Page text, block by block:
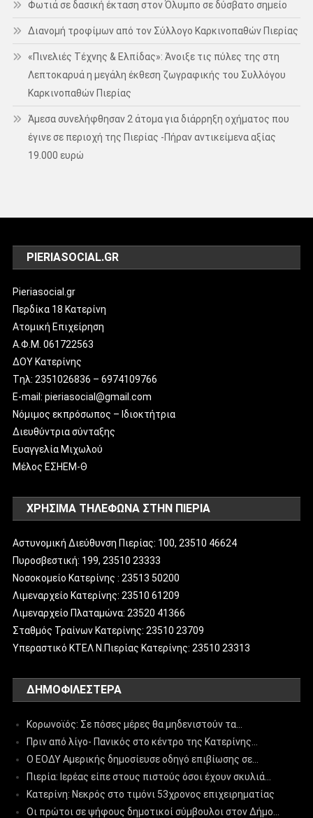
Φωτιά σε δασική έκταση στον Όλυμπο σε δύσβατο σημείο
Διανομή τροφίμων από τον Σύλλογο Καρκινοπαθών Πιερίας
«Πινελιές Τέχνης & Ελπίδας»: Άνοιξε τις πύλες της στη
Λεπτοκαρυά η μεγάλη έκθεση ζωγραφικής του Συλλόγου
Καρκινοπαθών Πιερίας
Άμεσα συνελήφθησαν 2 άτομα για διάρρηξη οχήματος που
έγινε σε περιοχή της Πιερίας -Πήραν αντικείμενα αξίας
19.000 ευρώ
PIERIASOCIAL.GR
Pieriasocial.gr
Περδίκα 18 Κατερίνη
Ατομική Επιχείρηση
Α.Φ.Μ. 061722563
ΔΟΥ Κατερίνης
Tηλ: 2351026836 – 6974109766
E-mail: pieriasocial@gmail.com
Νόμιμος εκπρόσωπος – Ιδιοκτήτρια
Διευθύντρια σύνταξης
Ευαγγελία Μιχωλού
Μέλος ΕΣΗΕΜ-Θ
ΧΡΗΣΙΜΑ ΤΗΛΕΦΩΝΑ ΣΤΗΝ ΠΙΕΡΙΑ
Αστυνομική Διεύθυνση Πιερίας: 100, 23510 46624
Πυροσβεστική: 199, 23510 23333
Νοσοκομείο Κατερίνης : 23513 50200
Λιμεναρχείο Κατερίνης: 23510 61209
Λιμεναρχείο Πλαταμώνα: 23520 41366
Σταθμός Τραίνων Κατερίνης: 23510 23709
Υπεραστικό ΚΤΕΛ Ν.Πιερίας Κατερίνης: 23510 23313
ΔΗΜΟΦΙΛΈΣΤΕΡΑ
Κορωνοϊός: Σε πόσες μέρες θα μηδενιστούν τα…
Πριν από λίγο- Πανικός στο κέντρο της Κατερίνης…
Ο ΕΟΔΥ Αμερικής δημοσίευσε οδηγό επιβίωσης σε…
Πιερία: Ιερέας είπε στους πιστούς όσοι έχουν σκυλιά…
Κατερίνη: Νεκρός στο τιμόνι 53χρονος επιχειρηματίας
Οι πρώτοι σε ψήφους δημοτικοί σύμβουλοι στον Δήμο…